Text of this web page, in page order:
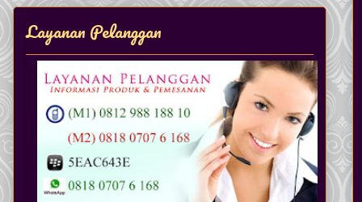
Layanan Pelanggan